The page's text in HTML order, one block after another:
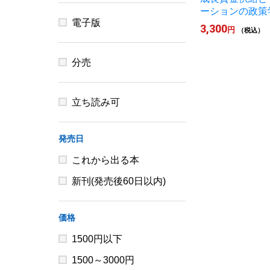
ーションの政策
3,300円 （税込）
電子版
分売
立ち読み可
発売日
これから出る本
新刊(発売後60日以内)
価格
1500円以下
1500～3000円